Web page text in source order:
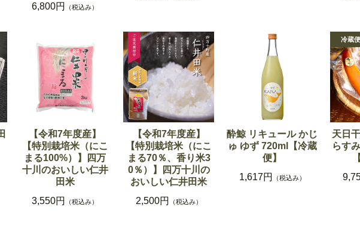
6,800円
（税込み）
【令和7年度産】
【特別栽培米（にこ
まる100%）】四万
十川のおいしい仁井
田米
3,550円
（税込み）
【令和7年度産】
【特別栽培米（にこ
まる70％、香り米3
0％）】四万十川の
おいしい仁井田米
2,500円
（税込み）
酔鯨 リキュール かじ
ゅ ゆず 720ml【冷蔵
便】
1,617円
（税込み）
天日
らす